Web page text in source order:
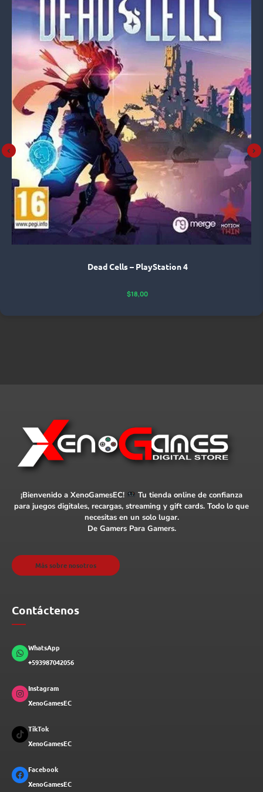
Dead Cells – PlayStation 4
$18,00
¡Bienvenido a XenoGamesEC!
Tu tienda online de confianza
para juegos digitales, recargas, streaming y gift cards. Todo lo que
necesitas en un solo lugar.
De Gamers Para Gamers.
Más sobre nosotros
Contáctenos
WhatsApp
+593987042056
Instagram
XenoGamesEC
TikTok
XenoGamesEC
Facebook
XenoGamesEC